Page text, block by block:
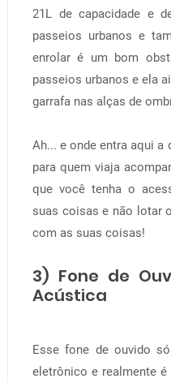
21L de capacidade e
passeios urbanos e
enrolar é um bom
passeios urbanos e ela
garrafa nas alças de
Ah... e onde entra aqui a
para quem viaja
que você tenha o
suas coisas e não lotar
com as suas coisas!
3) Fone de
Acústica
Esse fone de ouvido
eletrônico e realmente é